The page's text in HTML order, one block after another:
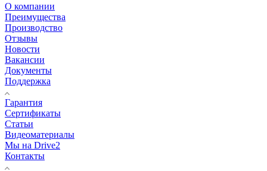
О компании
Преимущества
Производство
Отзывы
Новости
Вакансии
Документы
Поддержка
Гарантия
Сертификаты
Статьи
Видеоматериалы
Мы на Drive2
Контакты